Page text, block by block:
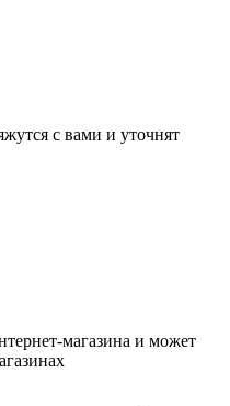
с вами и уточнят
магазина и может